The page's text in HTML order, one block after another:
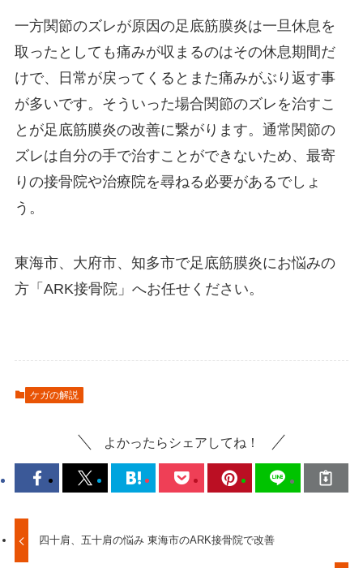
一方関節のズレが原因の足底筋膜炎は一旦休息を
取ったとしても痛みが収まるのはその休息期間だ
けで、日常が戻ってくるとまた痛みがぶり返す事
が多いです。そういった場合関節のズレを治すこ
とが足底筋膜炎の改善に繋がります。通常関節の
ズレは自分の手で治すことができないため、最寄
りの接骨院や治療院を尋ねる必要があるでしょ
う。
東海市、大府市、知多市で足底筋膜炎にお悩みの
方「ARK接骨院」へお任せください。
ケガの解説
よかったらシェアしてね！
四十肩、五十肩の悩み 東海市のARK接骨院で改善